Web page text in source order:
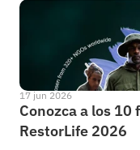
17 jun 2026
Conozca a los
RestorLife 2026